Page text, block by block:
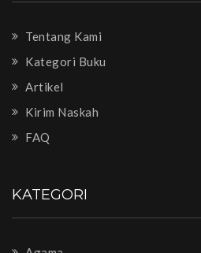
Tentang Kami
Kategori Buku
Artikel
Kirim Naskah
FAQ
KATEGORI